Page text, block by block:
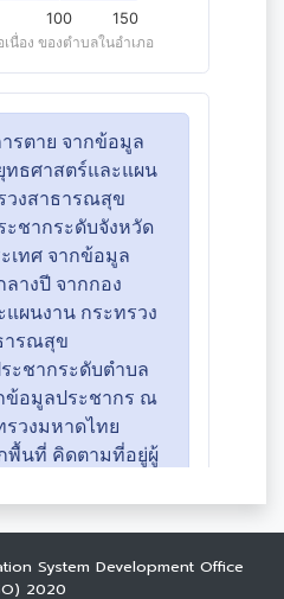
System Development Office
2020